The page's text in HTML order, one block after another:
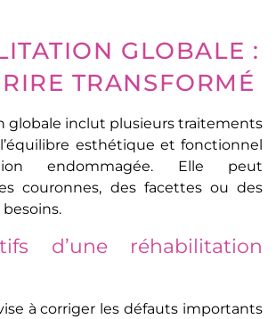
GLOBALE :
TRANSFORMÉ
globale inclut plusieurs traitements
esthétique et fonctionnel
endommagée. Elle peut
couronnes, des facettes ou des
besoins.
d’une réhabilitation
à corriger les défauts importants